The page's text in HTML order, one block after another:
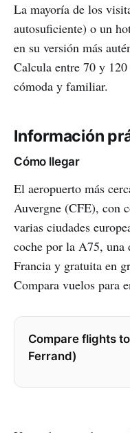
La mayoría de los
autosuficiente) o un
en su versión más
Calcula entre 70 y
cómoda y familiar.
Información
Cómo llegar
El aeropuerto más
Auvergne (CFE), con
varias ciudades
coche por la A75, una
Francia y gratuita en
Compara vuelos para
Compare flights
Ferrand)